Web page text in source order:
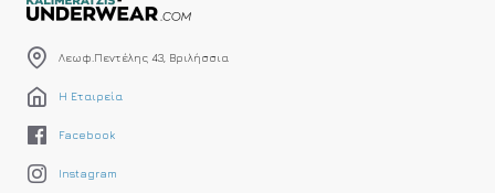
Λεωφ.Πεντέλης 43, Βριλήσσια
Η Εταιρεία
Facebook
Instagram